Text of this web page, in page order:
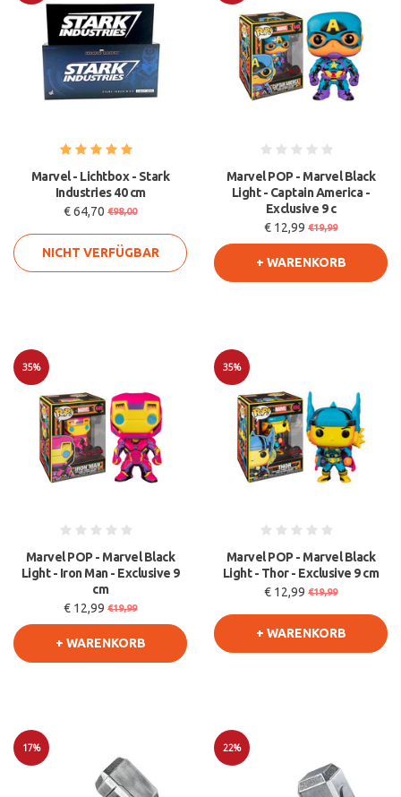
Marvel - Lichtbox - Stark
Industries 40 cm
€ 64,70 €98,00
NICHT VERFÜGBAR
Sale
Marvel POP - Marvel Black
Light - Captain America -
Exclusive 9 c
€ 12,99 €19,99
+ WARENKORB
35%
Sale
Marvel POP - Marvel Black
Light - Iron Man - Exclusive 9
cm
€ 12,99 €19,99
+ WARENKORB
35%
Sale
Marvel POP - Marvel Black
Light - Thor - Exclusive 9 cm
€ 12,99 €19,99
+ WARENKORB
17% 22%